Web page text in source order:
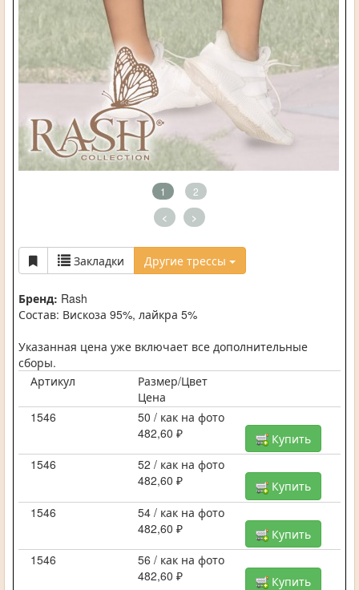
1 2
< >
Закладки Другие трессы
Бренд: Rash
Состав: Вискоза 95%, лайкра 5%
Указанная цена уже включает все дополнительные
сборы.
Артикул
Размер/Цвет
Цена
1546
50 / как на фото
482,60 ₽
Купить
1546
52 / как на фото
482,60 ₽
Купить
1546
54 / как на фото
482,60 ₽
Купить
1546
56 / как на фото
482,60 ₽
Купить